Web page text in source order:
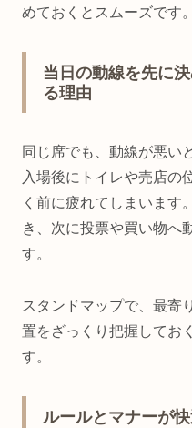
めておくとスムーズです。
当日の動線を先に
る理由
同じ席でも、動線が悪い
入場後にトイレや売店の
く前に疲れてしまいます
き、次に投票や買い物へ
す。
スタンドマップで、最寄
置をざっくり把握してお
す。
ルールとマナーが